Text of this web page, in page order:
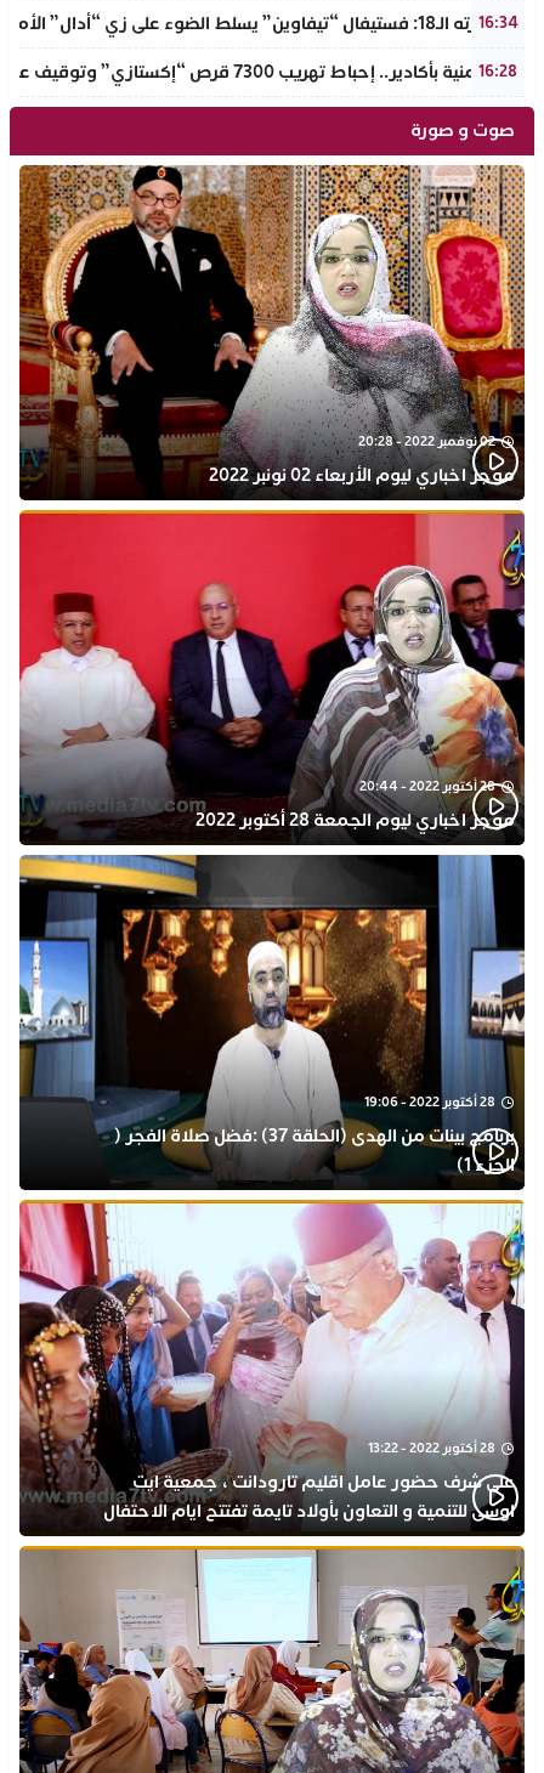
16:34
في دورته الـ18: فستيفال “تيفاوين” يسلط الضوء على زي “أدال” الأمازيغي ويكرم رائدات التطريز والتصميم بالـأطلس الصغير
16:28
ضربة أمنية بأكادير.. إحباط تهريب 7300 قرص “إكستازي” وتوقيف عنصرين من ذوي السوابق
صوت و صورة
02 نوفمبر 2022 - 20:28
موجز اخباري ليوم الأربعاء 02 نونبر 2022
28 أكتوبر 2022 - 20:44
موجز اخباري ليوم الجمعة 28 أكتوبر 2022
28 أكتوبر 2022 - 19:06
برنامج بينات من الهدى (الحلقة 37) :فضل صلاة الفجر (
الجزء 1)
28 أكتوبر 2022 - 13:22
على شرف حضور عامل اقليم تارودانت ، جمعية ايت
اوسى للتنمية و التعاون بأولاد تايمة تفتتح ايام الاحتفال
بذكرى المولد النبوي